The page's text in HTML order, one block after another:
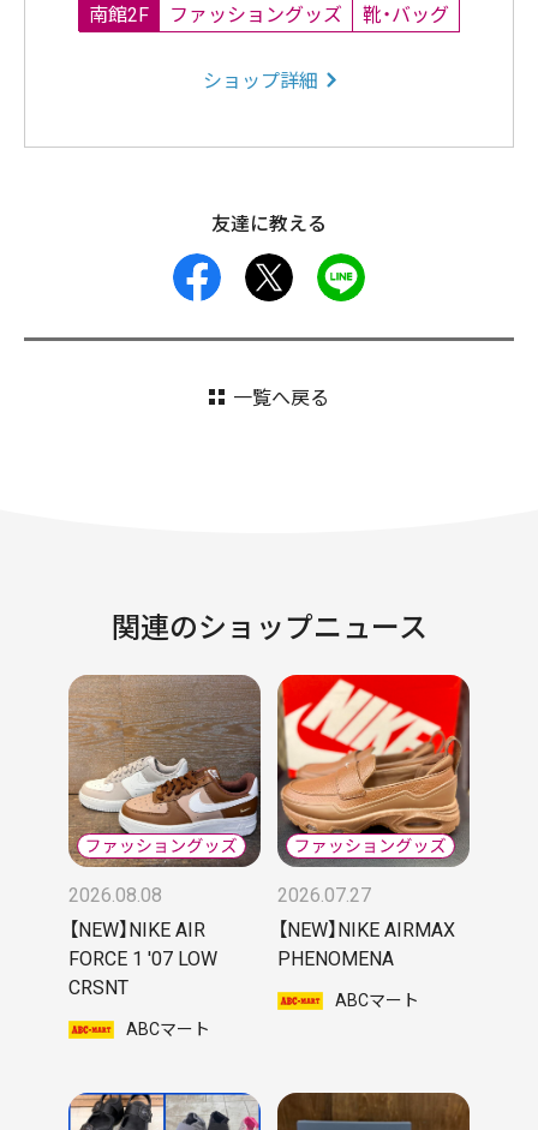
南館2F ファッショングッズ 靴・バッグ
ショップ詳細
友達に教える
facebook
一覧へ戻る
関連のショップニュース
2026.08.08
【NEW】NIKE AIR
FORCE 1 '07 LOW
CRSNT
ABCマート
2026.07.27
【NEW】NIKE AIRMAX
PHENOMENA
ABCマート